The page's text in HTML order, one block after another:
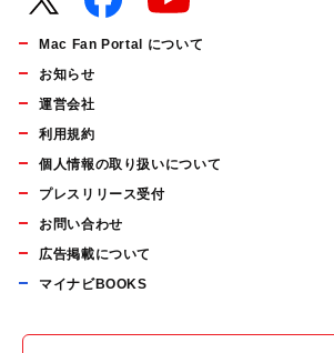
Mac Fan Portal について
お知らせ
運営会社
利用規約
個人情報の取り扱いについて
プレスリリース受付
お問い合わせ
広告掲載について
マイナビBOOKS